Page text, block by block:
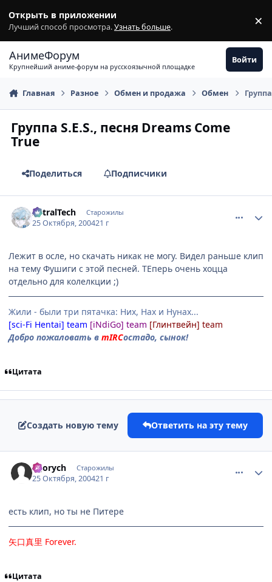
Открыть в приложении
Лучший способ просмотра.Узнать больше. ×
АнимеФорум
Крупнейший аниме-форум на русскоязычной площадке
Войти
Главная Разное Обмен и продажа Обмен
Группа S.E.S., песня Dreams Come
True
Поделиться Подписчики
AstralTech Старожилы
25 Октября, 200421 г
Лежит в осле, но скачать никак не могу. Видел раньше клип
на тему Фушиги с этой песней. ТЕперь очень хоцца
отдельно для колелкции ;)
Жили - были три пятачка: Них, Нах и Нунах...
[sci-Fi Hentai] team [iNdiGo] team [Глинтвейн] team
Добро пожаловать в mIRCостадо, сынок!
Цитата
Создать новую тему Ответить на эту тему
Egorych Старожилы
25 Октября, 200421 г
есть клип, но ты не Питере
矢口真里 Forever.
Цитата